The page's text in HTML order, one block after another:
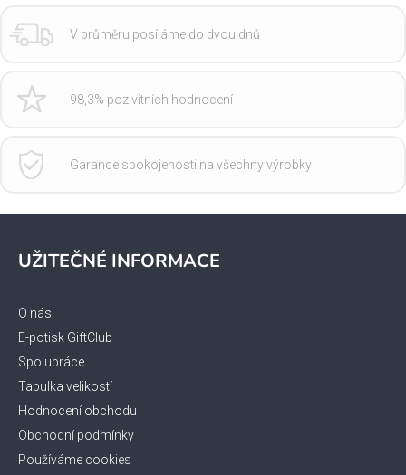
V průměru posíláme do dvou dnů
98,3% pozivitních hodnocení
Garance spokojenosti na všechny výrobky
UŽITEČNÉ INFORMACE
O nás
E-potisk GiftClub
Spolupráce
Tabulka velikostí
Hodnocení obchodu
Obchodní podmínky
Používáme cookies